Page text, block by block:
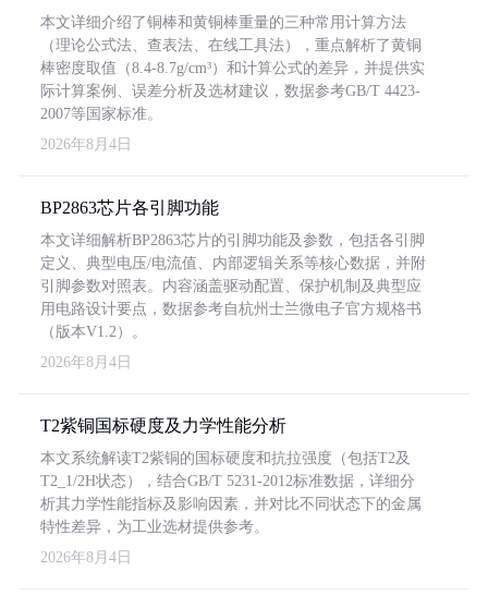
本文详细介绍了铜棒和黄铜棒重量的三种常用计算方法
（理论公式法、查表法、在线工具法），重点解析了黄铜
棒密度取值（8.4-8.7g/cm³）和计算公式的差异，并提供实
际计算案例、误差分析及选材建议，数据参考GB/T 4423-
2007等国家标准。
2026年8月4日
BP2863芯片各引脚功能
本文详细解析BP2863芯片的引脚功能及参数，包括各引脚
定义、典型电压/电流值、内部逻辑关系等核心数据，并附
引脚参数对照表。内容涵盖驱动配置、保护机制及典型应
用电路设计要点，数据参考自杭州士兰微电子官方规格书
（版本V1.2）。
2026年8月4日
T2紫铜国标硬度及力学性能分析
本文系统解读T2紫铜的国标硬度和抗拉强度（包括T2及
T2_1/2H状态），结合GB/T 5231-2012标准数据，详细分
析其力学性能指标及影响因素，并对比不同状态下的金属
特性差异，为工业选材提供参考。
2026年8月4日